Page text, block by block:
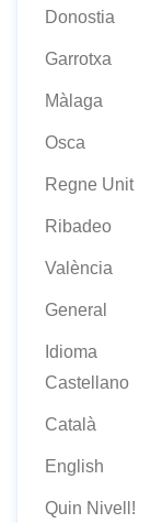
Donostia
Garrotxa
Màlaga
Osca
Regne Unit
Ribadeo
València
General
Idioma
Castellano
Català
English
Quin Nivell!